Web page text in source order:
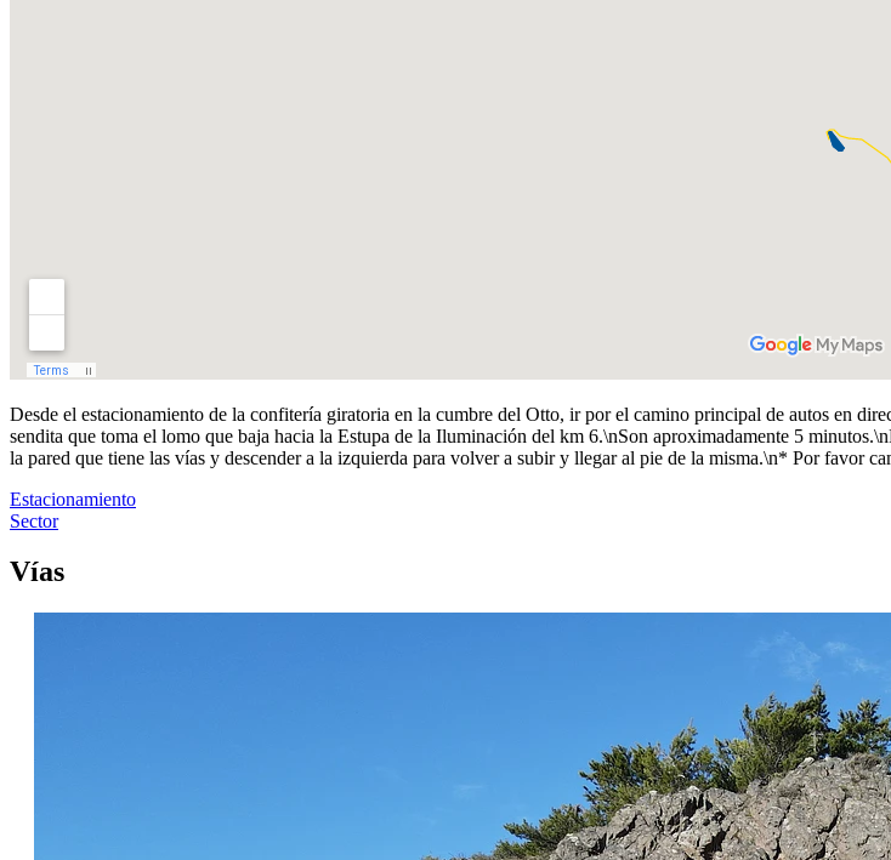
Desde el estacionamiento de la confitería giratoria en la cumbre del Otto, ir por el camino principal de autos en
sendita que toma el lomo que baja hacia la Estupa de la Iluminación del km 6.\nSon aproximadamente 5
la pared que tiene las vías y descender a la izquierda para volver a subir y llegar al pie de la misma.\n* Por favor
Estacionamiento
Sector
Vías